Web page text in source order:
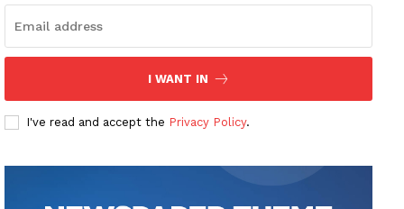
I WANT IN
I've read and accept the Privacy Policy.